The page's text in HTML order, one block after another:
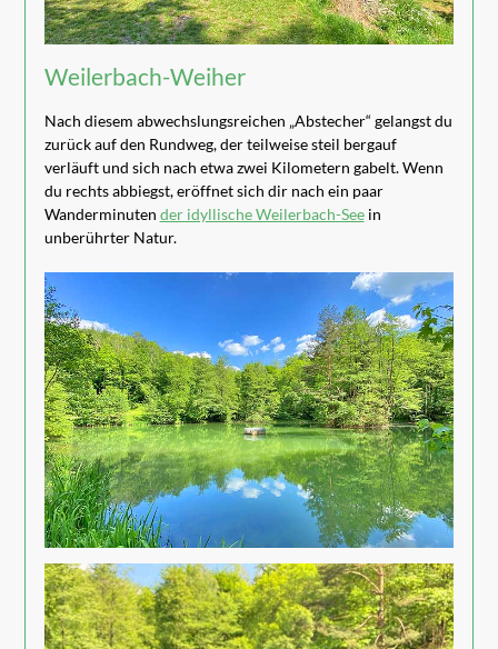
Weilerbach-Weiher
Nach diesem abwechslungsreichen „Abstecher“ gelangst du
zurück auf den Rundweg, der teilweise steil bergauf
verläuft und sich nach etwa zwei Kilometern gabelt. Wenn
du rechts abbiegst, eröffnet sich dir nach ein paar
Wanderminuten der idyllische Weilerbach-Seein
unberührter Natur.